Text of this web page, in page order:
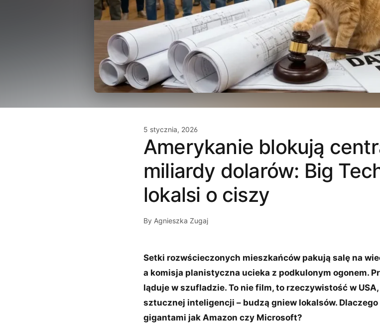
5 stycznia, 2026
Amerykanie blokują
miliardy dolarów: Big
lokalsi o ciszy
By Agnieszka Zugaj
Setki rozwścieczonych mieszkańców pakują salę na
a komisja planistyczna ucieka z podkulonym ogonem.
ląduje w szufladzie. To nie film, to rzeczywistość w
sztucznej inteligencji – budzą gniew lokalsów.
gigantami jak Amazon czy Microsoft?